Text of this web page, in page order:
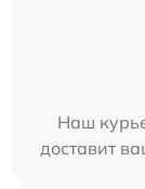
Наш
доставит